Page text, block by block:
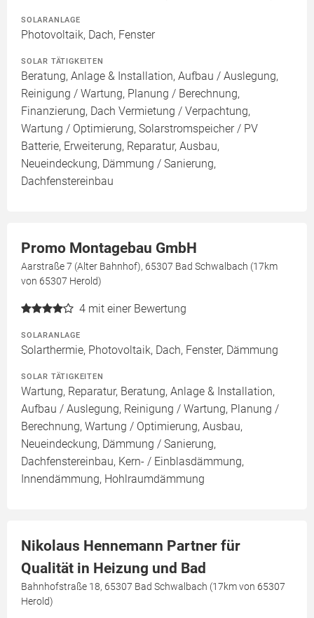
SOLARANLAGE
Photovoltaik, Dach, Fenster
SOLAR TÄTIGKEITEN
Beratung, Anlage & Installation, Aufbau / Auslegung,
Reinigung / Wartung, Planung / Berechnung,
Finanzierung, Dach Vermietung / Verpachtung,
Wartung / Optimierung, Solarstromspeicher / PV
Batterie, Erweiterung, Reparatur, Ausbau,
Neueindeckung, Dämmung / Sanierung,
Dachfenstereinbau
Promo Montagebau GmbH
Aarstraße 7 (Alter Bahnhof), 65307 Bad Schwalbach (17km
von 65307 Herold)
4 mit einer Bewertung
SOLARANLAGE
Solarthermie, Photovoltaik, Dach, Fenster, Dämmung
SOLAR TÄTIGKEITEN
Wartung, Reparatur, Beratung, Anlage & Installation,
Aufbau / Auslegung, Reinigung / Wartung, Planung /
Berechnung, Wartung / Optimierung, Ausbau,
Neueindeckung, Dämmung / Sanierung,
Dachfenstereinbau, Kern- / Einblasdämmung,
Innendämmung, Hohlraumdämmung
Nikolaus Hennemann Partner für
Qualität in Heizung und Bad
Bahnhofstraße 18, 65307 Bad Schwalbach (17km von 65307
Herold)